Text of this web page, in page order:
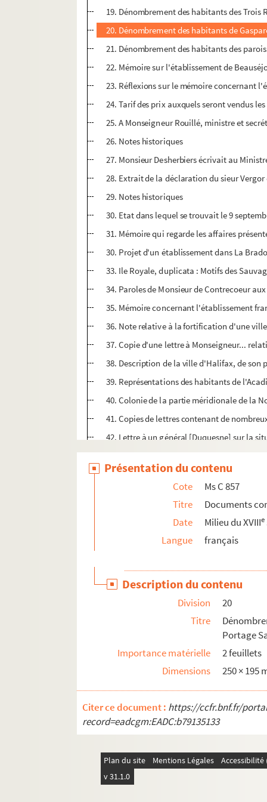
19. Dénombrement des habitants des
20. Dénombrement des habitants de
21. Dénombrement des habitants des
22. Mémoire sur l'établissement de
23. Réflexions sur le mémoire concernant
24. Tarif des prix auxquels seront vendus
25. A Monseigneur Rouillé, ministre et
26. Notes historiques
27. Monsieur Desherbiers écrivait au
28. Extrait de la déclaration du sieur
29. Notes historiques
30. Etat dans lequel se trouvait le 9
31. Mémoire qui regarde les affaires
30. Projet d'un établissement dans La
33. Ile Royale, duplicata : Motifs des
34. Paroles de Monsieur de Contrecoeur
35. Mémoire concernant l'établissement
36. Note relative à la fortification d'une
37. Copie d'une lettre à Monseigneur...
38. Description de la ville d'Halifax, de son
39. Représentations des habitants de
40. Colonie de la partie méridionale de la
41. Copies de lettres contenant de
42. Lettre à un général [Duquesne] sur la
43. Extrait d'une lettre d'un gentilhomme
44. Copie de la capitulation accordée par
45. Extraits d'articles des Gazettes de
46. Mémoire sur un projet des plus
47. Copie de la lettre de l'abbé Le Loutre
48. Monseigneur, réflexions sur la requête
50-52. Descriptions faites par un Acadien
53. Note sur les préparatifs des Anglais et
54. Relation de ce qui s'est passé à la prise
55. Rencontre, combat et prise des
56. Liste des navires marchands français
57. Capitulation pour les troupes
59. Au camp de Saint-Georges le 9
60. Etienne Mignaux d'Oueskak doit 6
61. Copie des Observations sur la
62 à 71. Lettres originales et minutes
Présentation du contenu
Cote
Ms C 857
Titre
Documents
Date
Milieu du XVIIIe
Langue
français
Description du contenu
Division
20
Titre
Portage
Importance matérielle
2 feuillets
Dimensions
250 × 195
Citer ce document : https://ccfr.bnf.fr/
record=eadcgm:EADC:b79135133
Plan du site Mentions Légales
v 31.1.0